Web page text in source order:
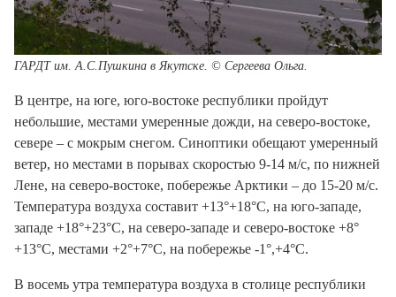
ГАРДТ им. А.С.Пушкина в Якутске. © Сергеева Ольга.
В центре, на юге, юго-востоке республики пройдут
небольшие, местами умеренные дожди, на северо-востоке,
севере – с мокрым снегом. Синоптики обещают умеренный
ветер, но местами в порывах скоростью 9-14 м/с, по нижней
Лене, на северо-востоке, побережье Арктики – до 15-20 м/с.
Температура воздуха составит +13°+18°С, на юго-западе,
западе +18°+23°С, на северо-западе и северо-востоке +8°
+13°С, местами +2°+7°С, на побережье -1°,+4°С.
В восемь утра температура воздуха в столице республики